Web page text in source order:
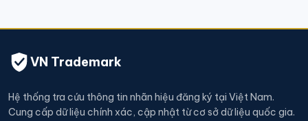
VN Trademark
Hệ thống tra cứu thông tin nhãn hiệu đăng ký tại Việt Nam.
Cung cấp dữ liệu chính xác, cập nhật từ cơ sở dữ liệu quốc gia.